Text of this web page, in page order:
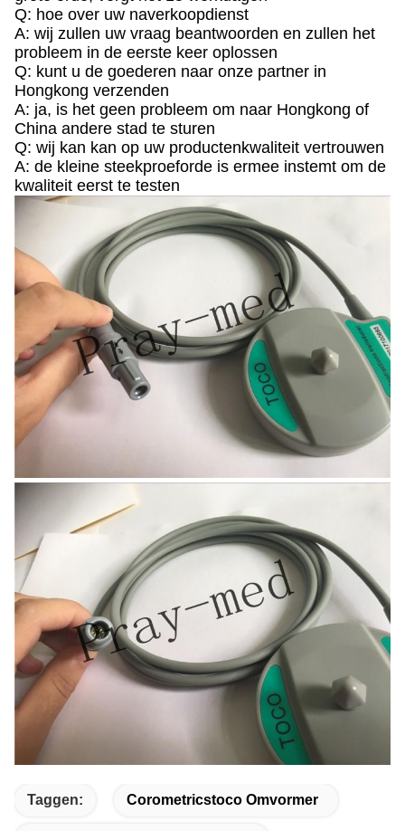
Q: hoe over uw naverkoopdienst
A: wij zullen uw vraag beantwoorden en zullen het
probleem in de eerste keer oplossen
Q: kunt u de goederen naar onze partner in
Hongkong verzenden
A: ja, is het geen probleem om naar Hongkong of
China andere stad te sturen
Q: wij kan kan op uw productenkwaliteit vertrouwen
A: de kleine steekproeforde is ermee instemt om de
kwaliteit eerst te testen
Taggen: Corometricstoco Omvormer